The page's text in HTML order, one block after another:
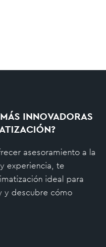
INNOVADORAS
asesoramiento a la
experiencia, te
ideal para
y descubre cómo